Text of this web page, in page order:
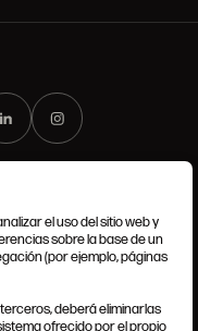
el uso del sitio web y
sobre la base de un
(por ejemplo, páginas
deberá eliminarlas
ofrecido por el propio